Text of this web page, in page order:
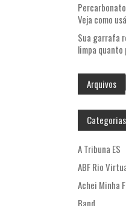
Veja como
Sua garrafa
limpa quanto
Arquivos
Categorias
A Tribuna ES
ABF Rio
Achei Minha
Band